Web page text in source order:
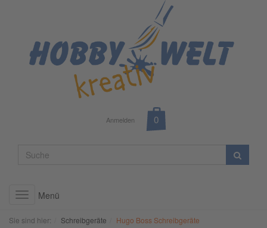
Anmelden
ToggleMenü
Sie sind hier: Schreibgeräte Hugo Boss Schreibgeräte